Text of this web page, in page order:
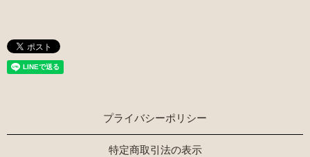
プライバシーポリシー
特定商取引法の表示